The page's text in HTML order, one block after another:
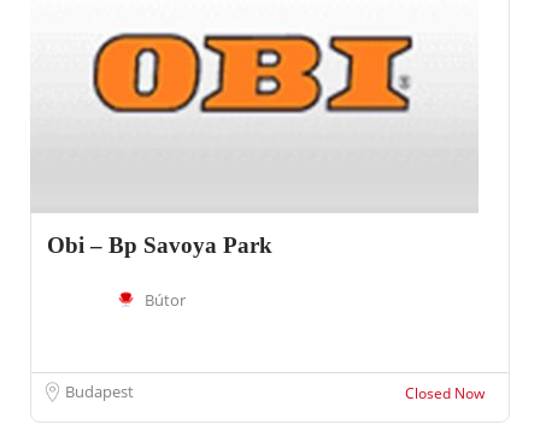
Obi – Bp Savoya Park
Bútor
Budapest Closed Now